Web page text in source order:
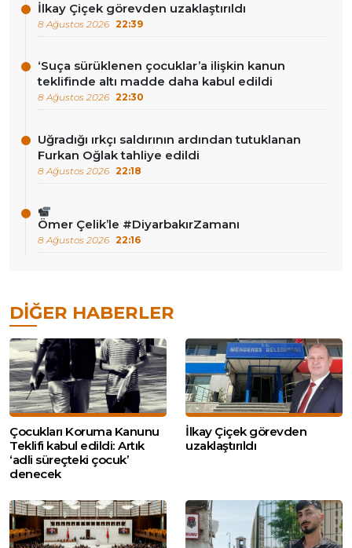
İlkay Çiçek görevden uzaklaştırıldı
8 Ağustos 2026 22:39
‘Suça sürüklenen çocuklar’a ilişkin kanun
teklifinde altı madde daha kabul edildi
8 Ağustos 2026 22:30
Uğradığı ırkçı saldırının ardından tutuklanan
Furkan Oğlak tahliye edildi
8 Ağustos 2026 22:18
Ömer Çelik’le #DiyarbakırZamanı
8 Ağustos 2026 22:16
DIĞER HABERLER
Çocukları Koruma Kanunu
Teklifi kabul edildi: Artık
‘adli süreçteki çocuk’
denecek
İlkay Çiçek görevden
uzaklaştırıldı